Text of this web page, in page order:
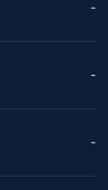
--
--
--